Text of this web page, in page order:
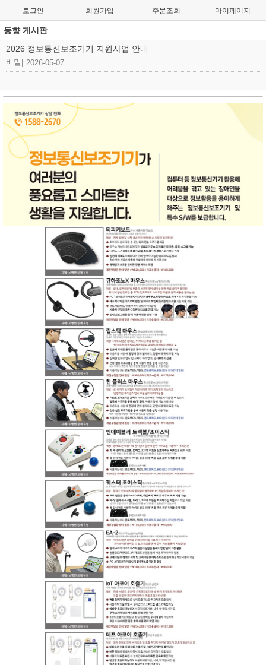
로그인 회원가입 주문조회 마이페이지
동향 게시판
2026 정보통신보조기기 지원사업 안내
비밀 2026-05-07